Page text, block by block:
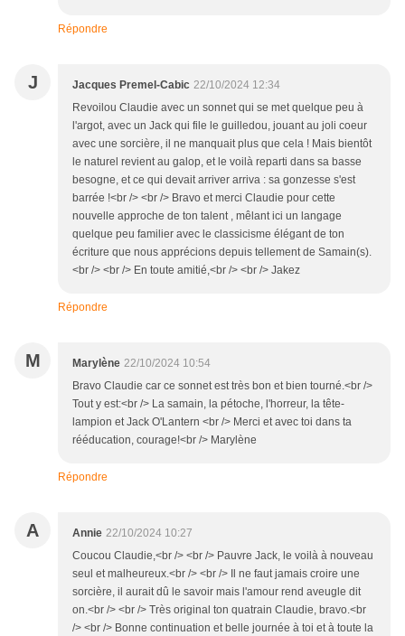
Répondre
J Jacques Premel-Cabic 22/10/2024 12:34
Revoilou Claudie avec un sonnet qui se met quelque peu à
l'argot, avec un Jack qui file le guilledou, jouant au joli coeur
avec une sorcière, il ne manquait plus que cela ! Mais bientôt
le naturel revient au galop, et le voilà reparti dans sa basse
besogne, et ce qui devait arriver arriva : sa gonzesse s'est
barrée !<br /> <br /> Bravo et merci Claudie pour cette
nouvelle approche de ton talent , mêlant ici un langage
quelque peu familier avec le classicisme élégant de ton
écriture que nous apprécions depuis tellement de Samain(s).
<br /> <br /> En toute amitié,<br /> <br /> Jakez
Répondre
M Marylène 22/10/2024 10:54
Bravo Claudie car ce sonnet est très bon et bien tourné.<br />
Tout y est:<br /> La samain, la pétoche, l'horreur, la tête-
lampion et Jack O'Lantern <br /> Merci et avec toi dans ta
rééducation, courage!<br /> Marylène
Répondre
A Annie 22/10/2024 10:27
Coucou Claudie,<br /> <br /> Pauvre Jack, le voilà à nouveau
seul et malheureux.<br /> <br /> Il ne faut jamais croire une
sorcière, il aurait dû le savoir mais l'amour rend aveugle dit
on.<br /> <br /> Très original ton quatrain Claudie, bravo.<br
/> <br /> Bonne continuation et belle journée à toi et à toute la